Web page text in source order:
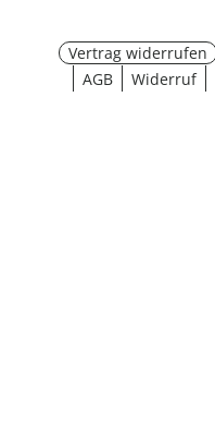
Vertrag widerrufen
AGB
Widerruf